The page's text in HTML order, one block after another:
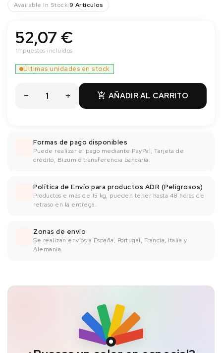
Available In Stock:9 Artículos
52,07 €
Impuestos incluidos
 AÑADIR AL CARRITO
Últimas unidades en stock
Formas de pago disponibles
Puede realizar el pago mediante PayPal, Tarjeta de
crédito, Bizum o transferencia bancaría.
Política de Envío para productos ADR (Peligrosos)
Productos e más de 15 kg, pueden tener hasta 48 horas de
retraso en la entrega.
Zonas de envío
Se realizan envíos a España, Portugal, Francia, Italia y
Alemania.